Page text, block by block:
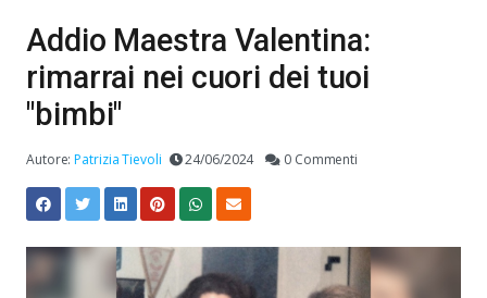
Addio Maestra Valentina:
rimarrai nei cuori dei tuoi
"bimbi"
Autore:Patrizia Tievoli 24/06/2024 0 Commenti